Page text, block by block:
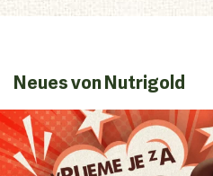
Neues von Nutrigold